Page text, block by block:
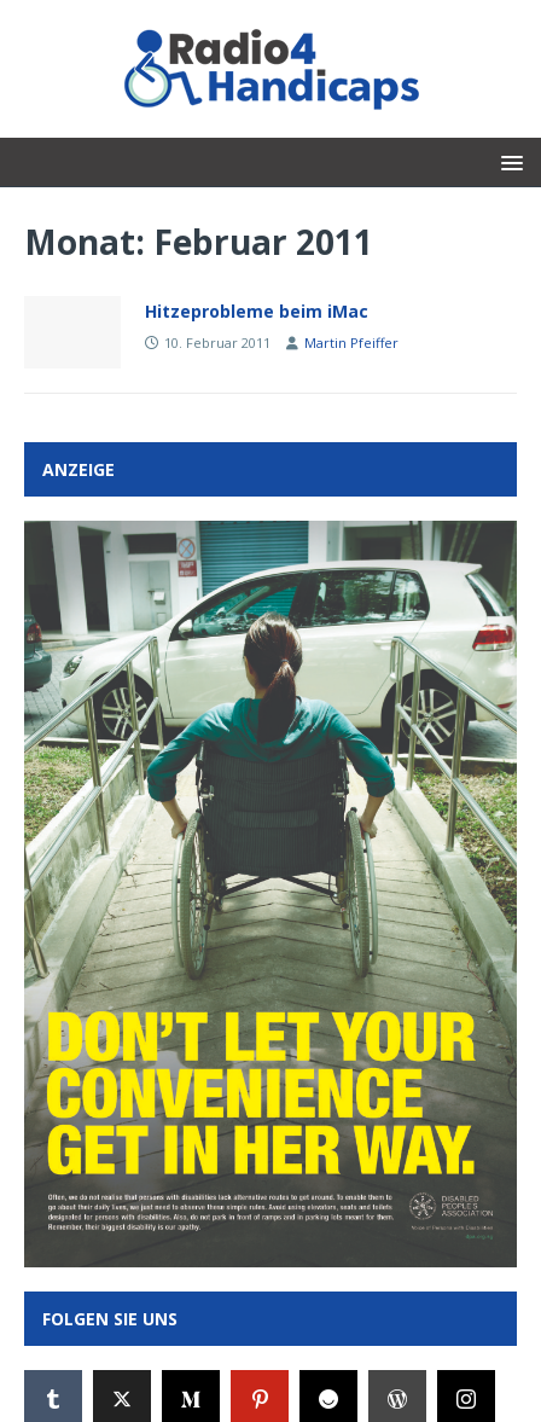
Monat: Februar 2011
Hitzeprobleme beim iMac
10. Februar 2011 Martin Pfeiffer
ANZEIGE
FOLGEN SIE UNS